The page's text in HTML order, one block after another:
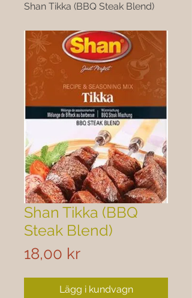
Shan Tikka (BBQ Steak Blend)
Shan Tikka (BBQ
Steak Blend)
18,00 krPris
Lägg i kundvagn